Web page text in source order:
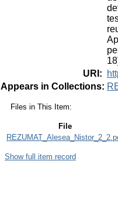
URI :
Appears in Collections:
Files in This Item:
File
Show full item record